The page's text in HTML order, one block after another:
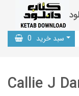
سبد خرید 0
Callie J